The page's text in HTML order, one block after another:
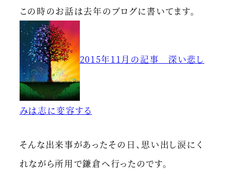
この時のお話は去年のブログに書いてます。
2015年11月の記事 深い悲し
みは志に変容する
そんな出来事があったその日、思い出し涙にく
れながら所用で鎌倉へ行ったのです。